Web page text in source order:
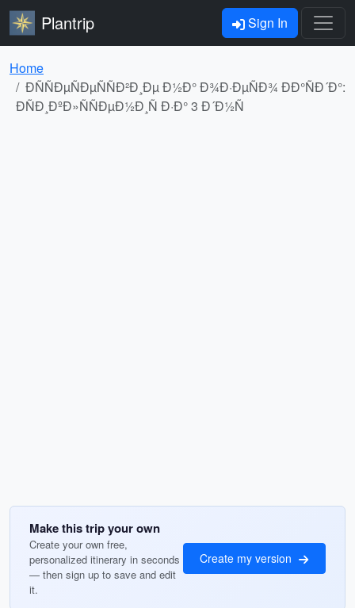
Plantrip Sign In
Home
ÐÑÑÐµÑÐµÑÑÐ²Ð¸Ðµ Ð½Ð° Ð¾Ð·ÐµÑÐ¾ ÐÐ°ÑÐ´Ð°:
ÐÑÐ¸ÐºÐ»ÑÑÐµÐ½Ð¸Ñ Ð·Ð° 3 Ð´Ð½Ñ
Make this trip your own
Create your own free,
personalized itinerary in seconds
— then sign up to save and edit
it.
Create my version